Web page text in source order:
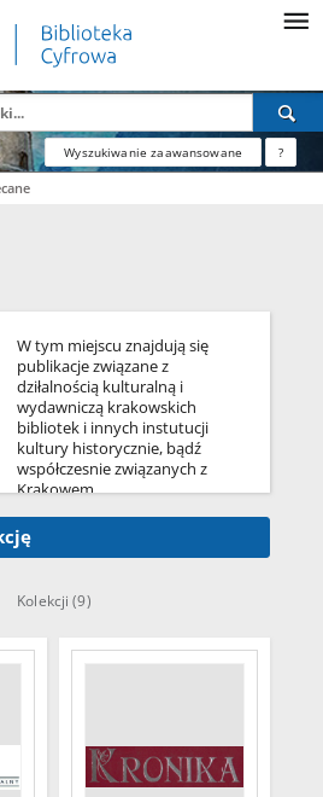
Wyszukiwanie zaawansowane ?
W tym miejscu znajdują się
publikacje związane z
dziłalnością kulturalną i
wydawniczą krakowskich
bibliotek i innych instutucji
kultury historycznie, bądź
współczesnie związanych z
Krakowem.
Kolekcji (9)